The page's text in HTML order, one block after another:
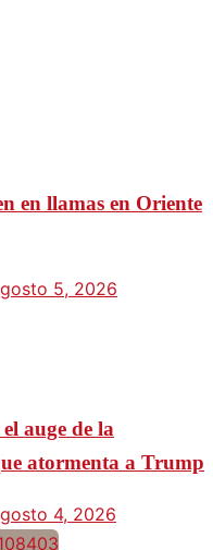
en llamas en Oriente
5, 2026
auge de la
atormenta a Trump
4, 2026